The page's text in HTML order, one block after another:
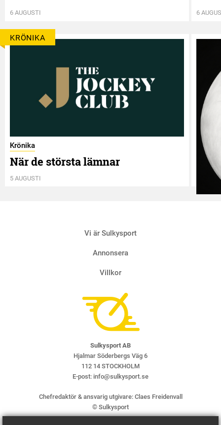
6 AUGUSTI 6
KRÖNIKA
Krönika
När de största lämnar
5 AUGUSTI
Vi är Sulkysport
Annonsera
Villkor
Sulkysport AB
Hjalmar Söderbergs Väg 6
112 14 STOCKHOLM
E-post: info@sulkysport.se
Chefredaktör & ansvarig utgivare: Claes Freidenvall
© Sulkysport